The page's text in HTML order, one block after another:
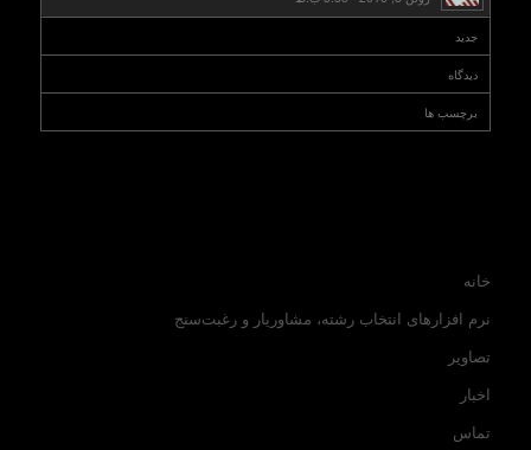
جدید
دیدگاه
برچسب ها
خانه
نرم افزارهای انتخاب رشته، مشاوریار و رغبت‌سنج
تصاویر
اخبار
تماس